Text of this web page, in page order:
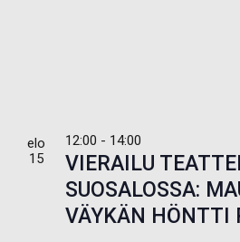
elo
15
VIERAILU
SUOSALOSSA:
VÄYKÄN HÖNTTI
12:00 - 14:00